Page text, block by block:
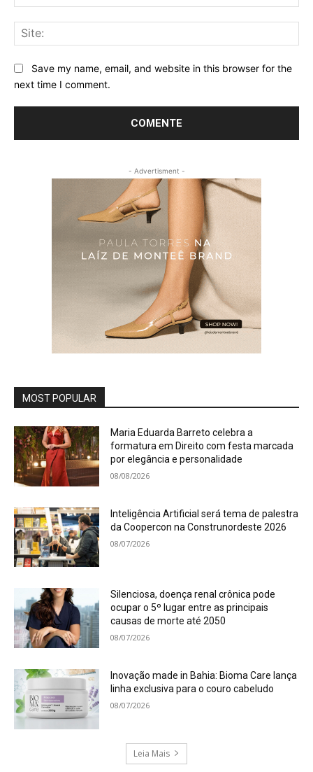
Save my name, email, and website in this browser for the
next time I comment.
- Advertisment -
MOST POPULAR
Maria Eduarda Barreto celebra a
formatura em Direito com festa marcada
por elegância e personalidade
08/08/2026
Inteligência Artificial será tema de palestra
da Coopercon na Construnordeste 2026
08/07/2026
Silenciosa, doença renal crônica pode
ocupar o 5º lugar entre as principais
causas de morte até 2050
08/07/2026
Inovação made in Bahia: Bioma Care lança
linha exclusiva para o couro cabeludo
08/07/2026
Leia Mais